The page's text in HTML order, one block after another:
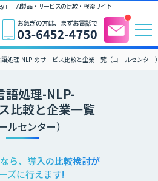
」｜ AI製品・サービスの比較・検索サイト
処理-NLP-のサービス比較と企業一覧（コールセンター
語処理-NLP-
比較と企業一覧
ルセンター）
ら、導入の比較検討が
ズに行えます!